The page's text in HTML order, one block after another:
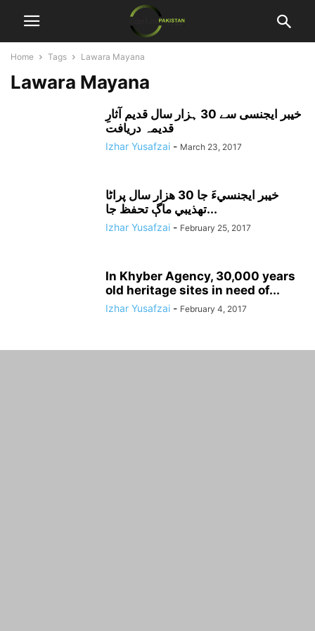
Home Tags Lawara Mayana
Lawara Mayana
خیبر ایجنسی سے 30 ہزار سال قدیم آثارِ
قدیمہ دریافت
Izhar Yusafzai - March 23, 2017
خيبر ايجنسيءَ جا 30 هزار سال پراڻا
تهذيبي ماڳ تحفظ جا...
Izhar Yusafzai - February 25, 2017
In Khyber Agency, 30,000 years
old heritage sites in need of...
Izhar Yusafzai - February 4, 2017